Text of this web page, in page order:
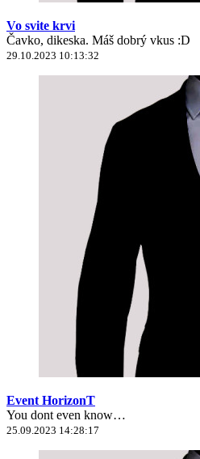
Vo svite krvi
Čavko, dikeska. Máš dobrý vkus :D
29.10.2023 10:13:32
Event HorizonT
You dont even know…
25.09.2023 14:28:17